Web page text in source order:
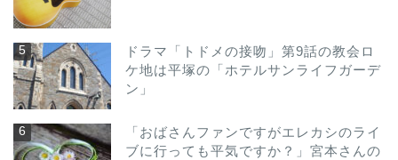
ドラマ「トドメの接吻」第9話の教会ロ
ケ地は平塚の「ホテルサンライフガーデ
ン」
「おばさんファンですがエレカシのライ
ブに行っても平気ですか？」宮本さんの